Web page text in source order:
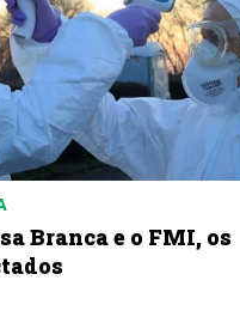
Branca e o FMI, os